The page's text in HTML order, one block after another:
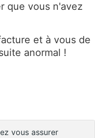
que vous n'avez
et à vous de
anormal !
vous assurer